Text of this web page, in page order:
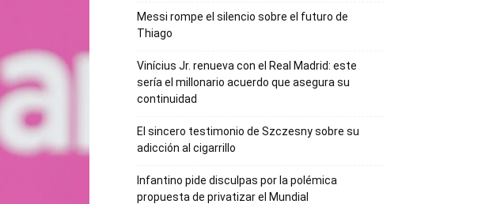
Messi rompe el silencio sobre el futuro de
Thiago
Vinícius Jr. renueva con el Real Madrid: este
sería el millonario acuerdo que asegura su
continuidad
El sincero testimonio de Szczesny sobre su
adicción al cigarrillo
Infantino pide disculpas por la polémica
propuesta de privatizar el Mundial